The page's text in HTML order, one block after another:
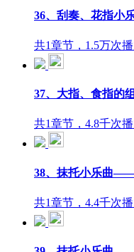
36、刮奏、花指小
共1章节，1.5万次
37、大指、食指的
共1章节，4.8千次
38、抹托小乐曲——
共1章节，4.4千次